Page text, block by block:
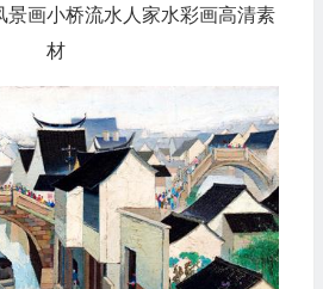
景画小桥流水人家水彩画高清素
材